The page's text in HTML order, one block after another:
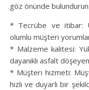
göz önünde bulundurun:
* Tecrübe ve itibar:
olumlu müşteri
* Malzeme kalitesi:
dayanıklı asfalt
* Müşteri hizmeti:
hızlı ve duyarlı bir